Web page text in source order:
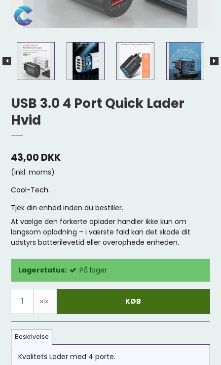
USB 3.0 4 Port Quick Lader
Hvid
43,00 DKK
(inkl. moms)
Cool-Tech.
Tjek din enhed inden du bestiller.
At vælge den forkerte oplader handler ikke kun om
langsom opladning – i værste fald kan det skade dit
udstyrs batterilevetid eller overophede enheden.
Lagerstatus: På lager
stk. KØB
Beskrivelse
Kvalitets Lader med 4 porte.